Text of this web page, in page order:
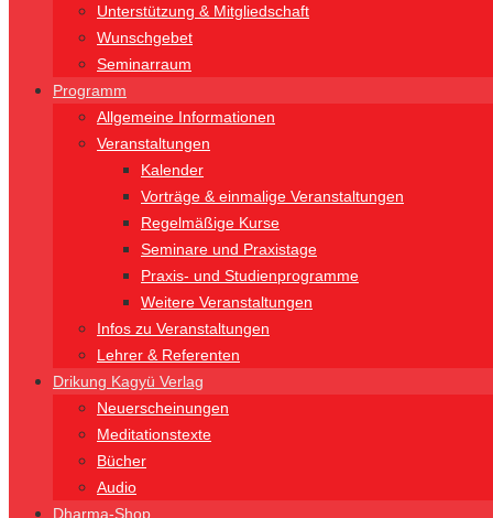
Unterstützung & Mitgliedschaft
Wunschgebet
Seminarraum
Programm
Allgemeine Informationen
Veranstaltungen
Kalender
Vorträge & einmalige Veranstaltungen
Regelmäßige Kurse
Seminare und Praxistage
Praxis- und Studienprogramme
Weitere Veranstaltungen
Infos zu Veranstaltungen
Lehrer & Referenten
Drikung Kagyü Verlag
Neuerscheinungen
Meditationstexte
Bücher
Audio
Dharma-Shop